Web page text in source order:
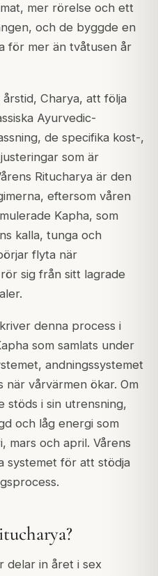
mer rörelse och ett
och de byggde en
för mer än tvåtusen år
årstid, Charya, att följa
Ayurvedic-
de specifika kost-,
som är
Ritucharya är den
eftersom våren
Kapha, som
kalla, tunga och
flyta när
sig från sitt lagrade
denna process i
som samlats under
andningssystemet
vårvärmen ökar. Om
stöds i sin utrensning,
och låg energi som
mars och april. Vårens
systemet för att stödja
delar in året i sex